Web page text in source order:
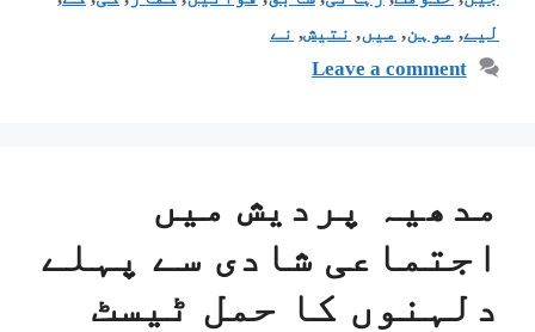
لیے, موہن, میں, نتیش, نے
Leave a comment
مدھیہ پردیش میں
اجتماعی شادی سے پہلے
دلہنوں کا حمل ٹیسٹ